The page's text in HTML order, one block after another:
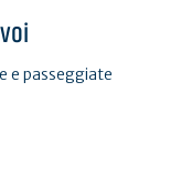
e passeggiate